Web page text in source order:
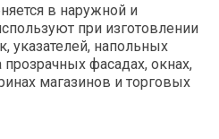
в наружной и
при изготовлении
указателей, напольных
фасадах, окнах,
магазинов и торговых